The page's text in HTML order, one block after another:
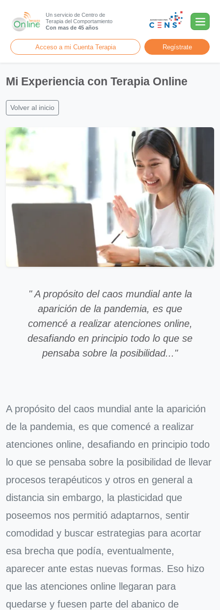
Un servicio de Centro de
Terapia del Comportamiento
Con mas de 45 años
Acceso a mi Cuenta Terapia Regístrate
Mi Experiencia con Terapia Online
Volver al inicio
" A propósito del caos mundial ante la
aparición de la pandemia, es que
comencé a realizar atenciones online,
desafiando en principio todo lo que se
pensaba sobre la posibilidad..."
A propósito del caos mundial ante la aparición
de la pandemia, es que comencé a realizar
atenciones online, desafiando en principio todo
lo que se pensaba sobre la posibilidad de llevar
procesos terapéuticos y otros en general a
distancia sin embargo, la plasticidad que
poseemos nos permitió adaptarnos, sentir
comodidad y buscar estrategias para acortar
esa brecha que podía, eventualmente,
aparecer ante estas nuevas formas. Eso hizo
que las atenciones online llegaran para
quedarse y fuesen parte del abanico de